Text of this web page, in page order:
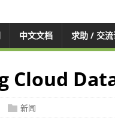
中文文档 求助 / 交流
Cloud
新闻